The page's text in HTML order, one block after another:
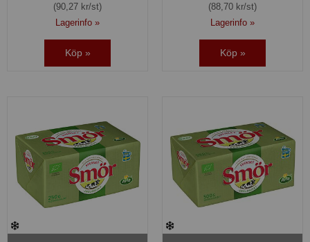
(90,27 kr/st)
Lagerinfo »
Köp »
(88,70 kr/st)
Lagerinfo »
Köp »